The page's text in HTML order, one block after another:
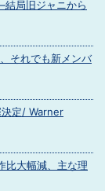
局旧ジャニから
それでも新メンバ
定/ Warner
比大幅減、主な理